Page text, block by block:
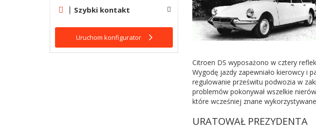
Citroen DS wyposażono w cztery
Wygodę jazdy zapewniało kierowcy i
regulowanie prześwitu podwozia w
problemów pokonywał wszelkie
które wcześniej znane
URATOWAŁ PREZYDENTA
Szybki kontakt
Uruchom konfigurator